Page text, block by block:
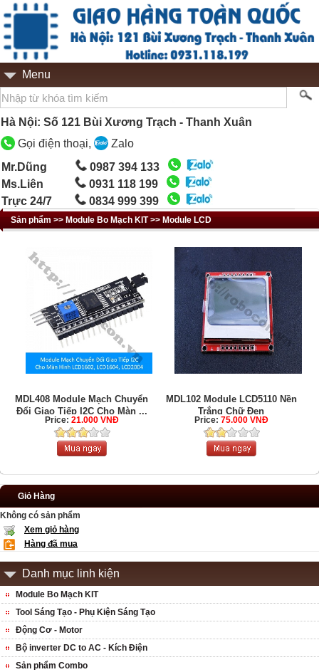
Menu
Hà Nội: Số 121 Bùi Xương Trạch - Thanh Xuân
Gọi điện thoại,
Zalo
Mr.Dũng
0987 394 133
Ms.Liên
0931 118 199
Trực 24/7
0834 999 399
Sản phẩm >> Module Bo Mạch KIT >> Module LCD
MDL408 Module Mạch Chuyển
Đổi Giao Tiếp I2C Cho Màn ...
Price: 21.000 VNĐ
MDL102 Module LCD5110 Nền
Trắng Chữ Đen
Price: 75.000 VNĐ
Giỏ Hàng
Không có sản phẩm
Xem giỏ hàng
Hàng đã mua
Danh mục linh kiện
Module Bo Mạch KIT
Tool Sáng Tạo - Phụ Kiện Sáng Tạo
Động Cơ - Motor
Bộ inverter DC to AC - Kích Điện
Sản phẩm Combo